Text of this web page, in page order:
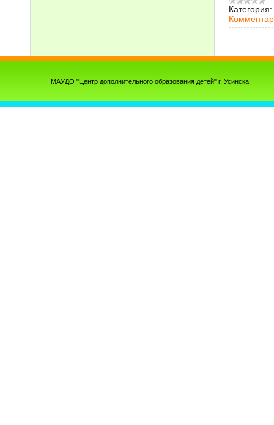
Категория:
МАУДО "Центр дополнительного образования детей" г. Усинска